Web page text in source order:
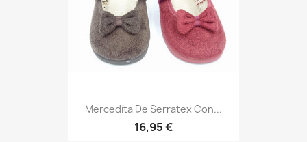
Mercedita De Serratex Con...
16,95 €